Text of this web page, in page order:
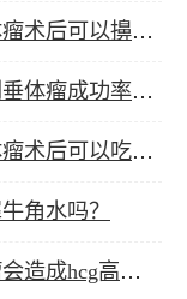
以擤鼻涕吗？
功率高不高？
以吃猪蹄吗？
角水吗？
成hcg高吗？